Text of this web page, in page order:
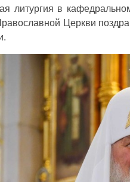
литургия в
Церкви